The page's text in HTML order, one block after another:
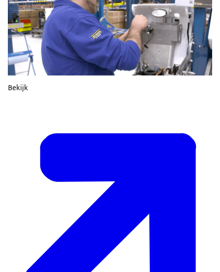
Bekijk